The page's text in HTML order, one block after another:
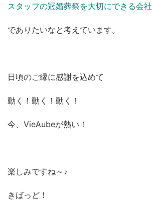
スタッフの冠婚葬祭を大切にできる会社
でありたいなと考えています。
日頃のご縁に感謝を込めて
動く！動く！動く！
今、VieAubeが熱い！
楽しみですね～♪
きばっど！